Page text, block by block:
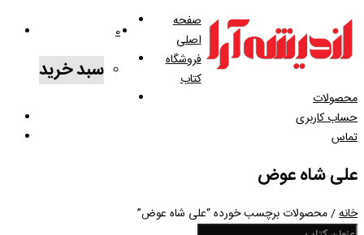
0
سبد خرید
صفحه
اصلی
فروشگاه
کتاب
محصولات
حساب کاربری
تماس
علی شاه عوض
خانه/ محصولات برچسب خورده “علی شاه عوض”